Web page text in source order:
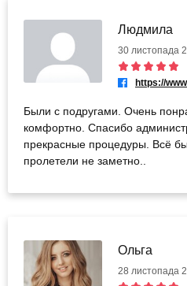
Людмила
30 листопада
Были с подругами. Очень
комфортно. Спасибо
прекрасные процедуры. Всё
пролетели не заметно..
Ольга
28 листопада